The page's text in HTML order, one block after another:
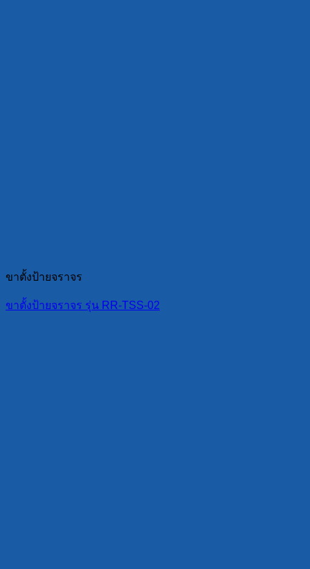
ขาตั้งป้ายจราจร
ขาตั้งป้ายจราจร รุ่น RR-TSS-02